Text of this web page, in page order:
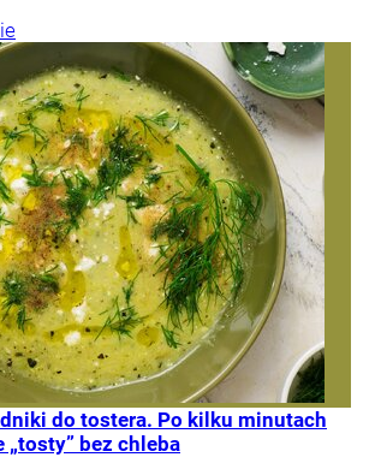
do tostera. Po kilku minutach
„tosty” bez chleba